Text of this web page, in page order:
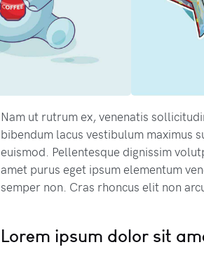
Nam ut rutrum ex, venenatis
bibendum lacus vestibulum maximus
euismod. Pellentesque dignissim
amet purus eget ipsum elementum
semper non. Cras rhoncus elit non
Lorem ipsum dolor sit